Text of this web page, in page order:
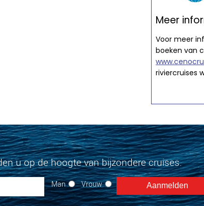
Meer
Voor meer
boeken van
riviercruises
u op de hoogte van bijzondere cruises.
Man Vrouw